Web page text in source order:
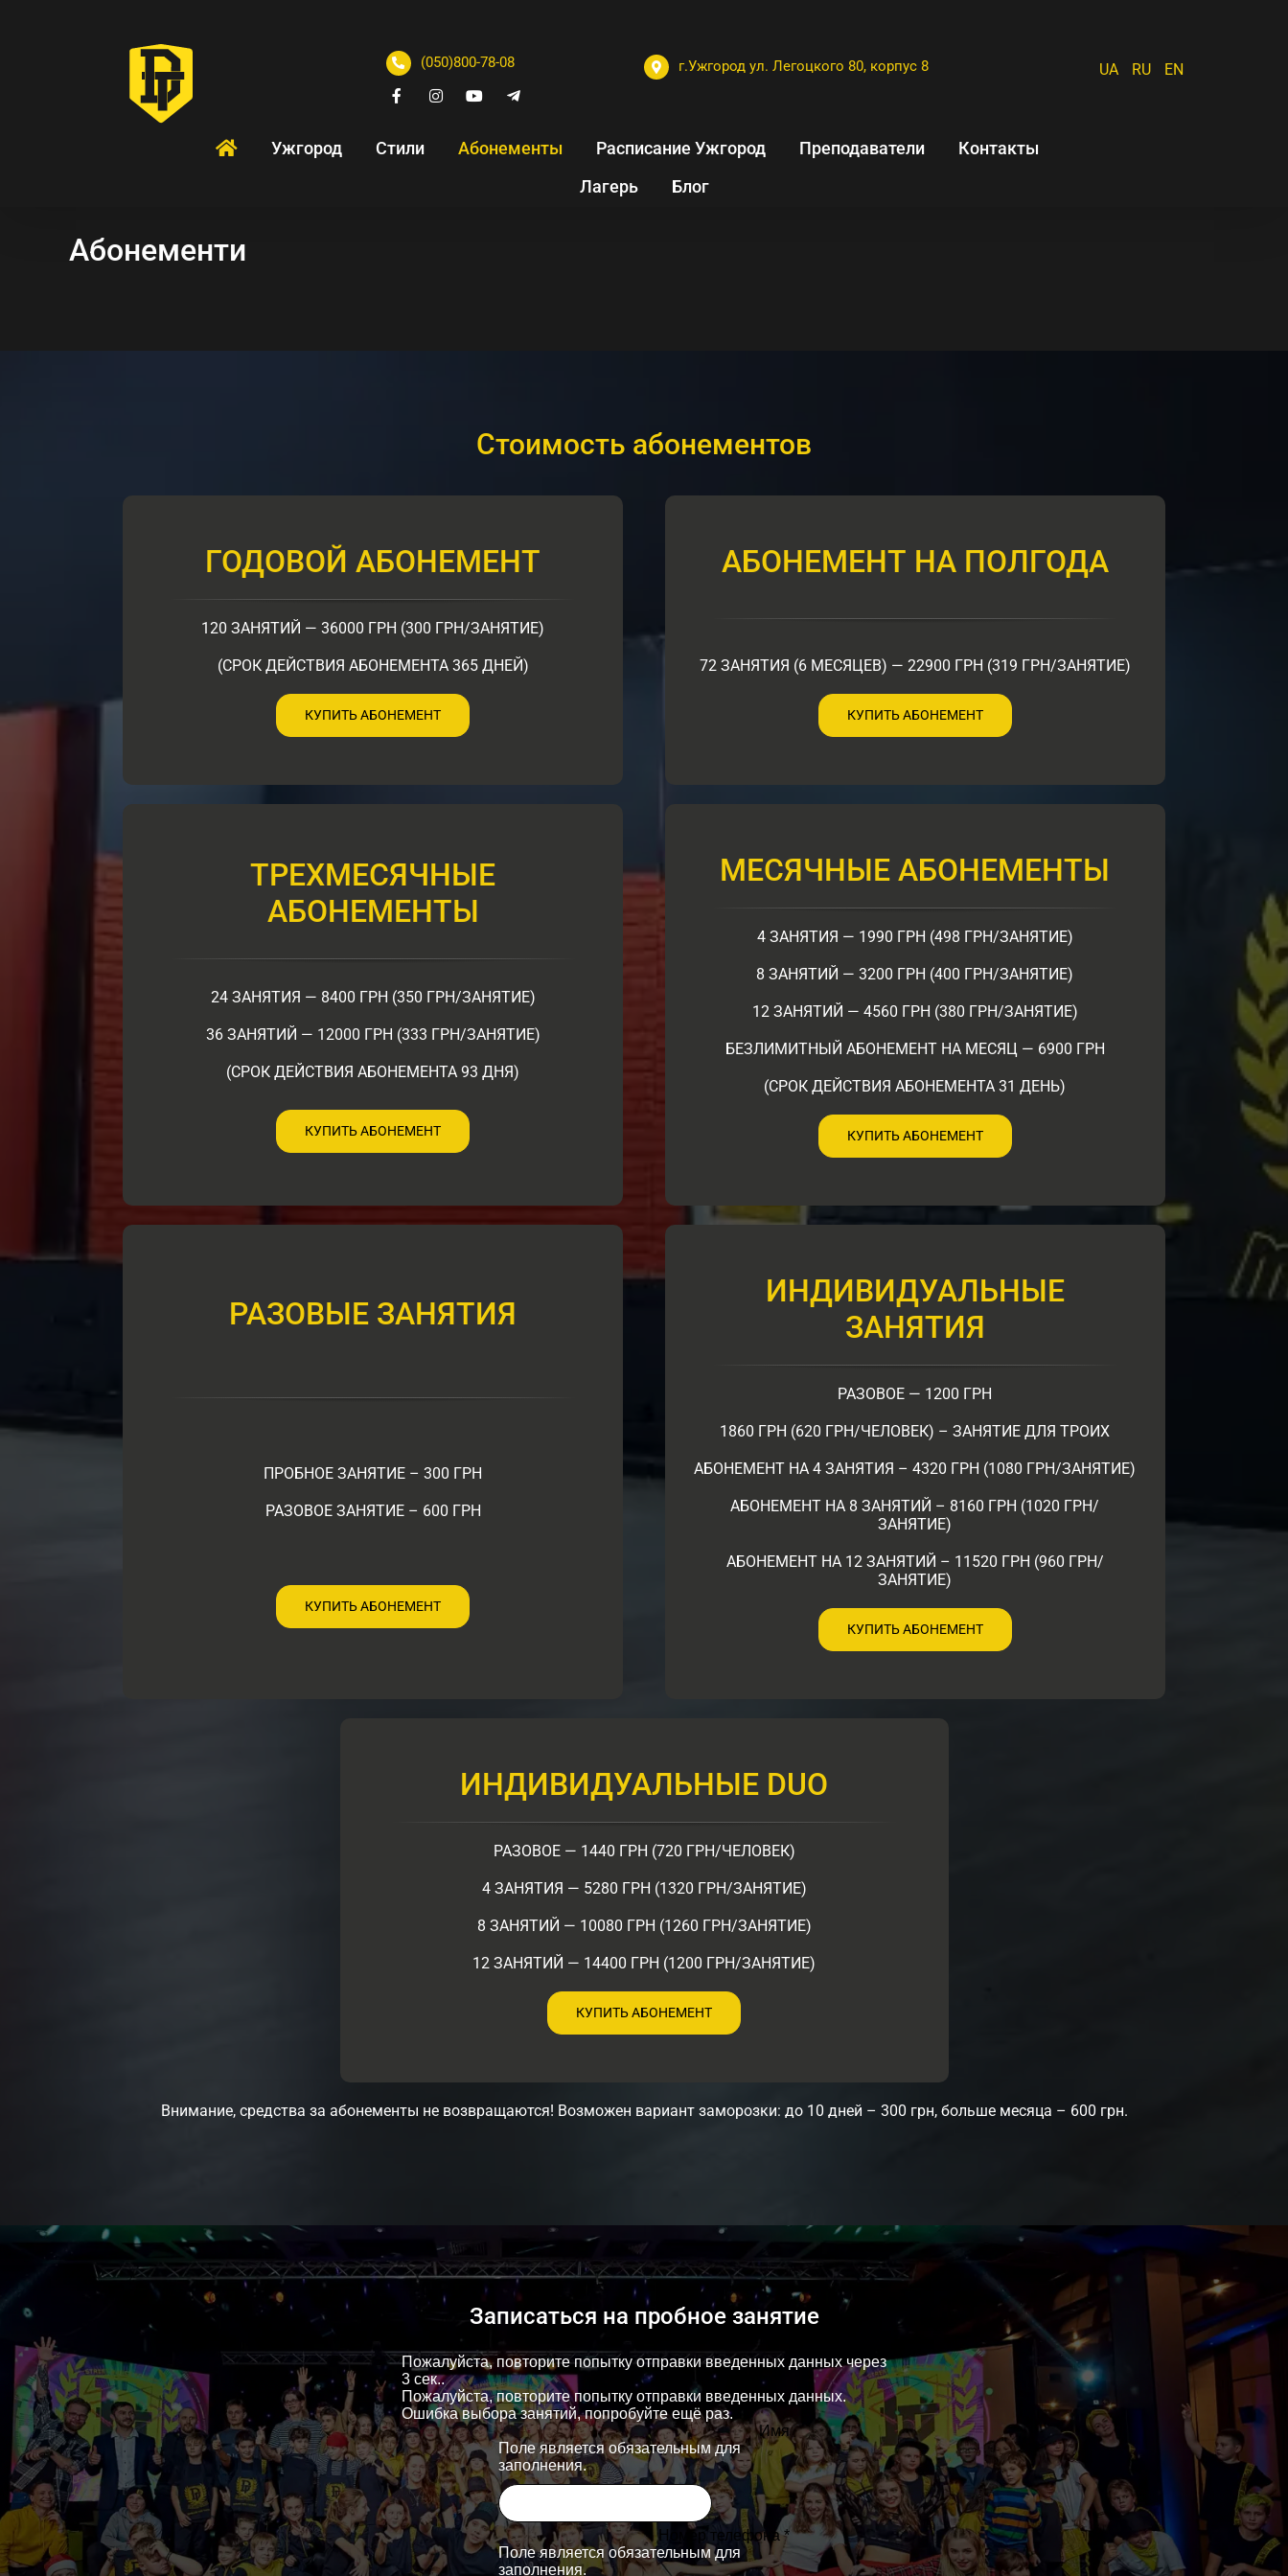
(050)800-78-08 г.Ужгород ул. Легоцкого 80, корпус 8 UA RU EN
Ужгород Стили Абонементы Расписание Ужгород Преподаватели
Контакты
Лагерь
Блог
Абонементи
Стоимость абонементов
ГОДОВОЙ АБОНЕМЕНТ
120 ЗАНЯТИЙ — 36000 ГРН (300 ГРН/ЗАНЯТИЕ)
(СРОК ДЕЙСТВИЯ АБОНЕМЕНТА 365 ДНЕЙ)
КУПИТЬ АБОНЕМЕНТ
АБОНЕМЕНТ НА ПОЛГОДА
72 ЗАНЯТИЯ (6 МЕСЯЦЕВ) — 22900 ГРН (319 ГРН/ЗАНЯТИЕ)
КУПИТЬ АБОНЕМЕНТ
ТРЕХМЕСЯЧНЫЕ
АБОНЕМЕНТЫ
24 ЗАНЯТИЯ — 8400 ГРН (350 ГРН/ЗАНЯТИЕ)
36 ЗАНЯТИЙ — 12000 ГРН (333 ГРН/ЗАНЯТИЕ)
(СРОК ДЕЙСТВИЯ АБОНЕМЕНТА 93 ДНЯ)
КУПИТЬ АБОНЕМЕНТ
МЕСЯЧНЫЕ АБОНЕМЕНТЫ
4 ЗАНЯТИЯ — 1990 ГРН (498 ГРН/ЗАНЯТИЕ)
8 ЗАНЯТИЙ — 3200 ГРН (400 ГРН/ЗАНЯТИЕ)
12 ЗАНЯТИЙ — 4560 ГРН (380 ГРН/ЗАНЯТИЕ)
БЕЗЛИМИТНЫЙ АБОНЕМЕНТ НА МЕСЯЦ — 6900 ГРН
(СРОК ДЕЙСТВИЯ АБОНЕМЕНТА 31 ДЕНЬ)
КУПИТЬ АБОНЕМЕНТ
РАЗОВЫЕ ЗАНЯТИЯ
ПРОБНОЕ ЗАНЯТИЕ – 300 ГРН
РАЗОВОЕ ЗАНЯТИЕ – 600 ГРН
КУПИТЬ АБОНЕМЕНТ
ИНДИВИДУАЛЬНЫЕ
ЗАНЯТИЯ
РАЗОВОЕ — 1200 ГРН
1860 ГРН (620 ГРН/ЧЕЛОВЕК) – ЗАНЯТИЕ ДЛЯ ТРОИХ
АБОНЕМЕНТ НА 4 ЗАНЯТИЯ – 4320 ГРН (1080 ГРН/ЗАНЯТИЕ)
АБОНЕМЕНТ НА 8 ЗАНЯТИЙ – 8160 ГРН (1020 ГРН/
ЗАНЯТИЕ)
АБОНЕМЕНТ НА 12 ЗАНЯТИЙ – 11520 ГРН (960 ГРН/
ЗАНЯТИЕ)
КУПИТЬ АБОНЕМЕНТ
ИНДИВИДУАЛЬНЫЕ DUO
РАЗОВОЕ — 1440 ГРН (720 ГРН/ЧЕЛОВЕК)
4 ЗАНЯТИЯ — 5280 ГРН (1320 ГРН/ЗАНЯТИЕ)
8 ЗАНЯТИЙ — 10080 ГРН (1260 ГРН/ЗАНЯТИЕ)
12 ЗАНЯТИЙ — 14400 ГРН (1200 ГРН/ЗАНЯТИЕ)
КУПИТЬ АБОНЕМЕНТ
Внимание, средства за абонементы не возвращаются! Возможен вариант заморозки: до 10 дней – 300 грн, больше месяца – 600 грн.
Записаться на пробное занятие